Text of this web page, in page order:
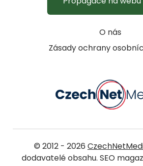
O nás
Zásady ochrany
© 2012 - 2026
dodavatelé obsahu. SEO